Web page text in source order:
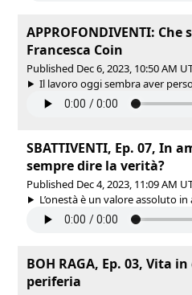
APPROFONDIVENTI:
Francesca Coin
Published Dec 6, 2023, 10:50 AM
Il lavoro oggi sembra aver
SBATTIVENTI, Ep. 07, In
sempre dire la verità?
Published Dec 4, 2023, 11:09 AM
L’onestà è un valore assoluto
BOH RAGA, Ep. 03, Vita
periferia